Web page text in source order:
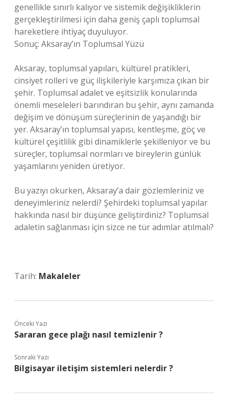
genellikle sınırlı kalıyor ve sistemik değişikliklerin
gerçekleştirilmesi için daha geniş çaplı toplumsal
hareketlere ihtiyaç duyuluyor.
Sonuç: Aksaray’ın Toplumsal Yüzü
Aksaray, toplumsal yapıları, kültürel pratikleri,
cinsiyet rolleri ve güç ilişkileriyle karşımıza çıkan bir
şehir. Toplumsal adalet ve eşitsizlik konularında
önemli meseleleri barındıran bu şehir, aynı zamanda
değişim ve dönüşüm süreçlerinin de yaşandığı bir
yer. Aksaray’ın toplumsal yapısı, kentleşme, göç ve
kültürel çeşitlilik gibi dinamiklerle şekilleniyor ve bu
süreçler, toplumsal normları ve bireylerin günlük
yaşamlarını yeniden üretiyor.
Bu yazıyı okurken, Aksaray’a dair gözlemleriniz ve
deneyimleriniz nelerdi? Şehirdeki toplumsal yapılar
hakkında nasıl bir düşünce geliştirdiniz? Toplumsal
adaletin sağlanması için sizce ne tür adımlar atılmalı?
Tarih: Makaleler
Önceki Yazı
Sararan gece plağı nasıl temizlenir ?
Sonraki Yazı
Bilgisayar iletişim sistemleri nelerdir ?